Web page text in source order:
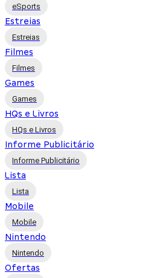
eSports
Estreias
Estreias
Filmes
Filmes
Games
Games
HQs e Livros
HQs e Livros
Informe Publicitário
Informe Publicitário
Lista
Lista
Mobile
Mobile
Nintendo
Nintendo
Ofertas